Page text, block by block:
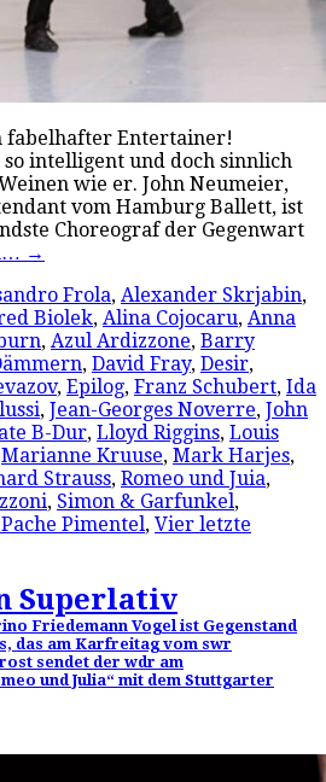
fabelhafter Entertainer!
intelligent und doch sinnlich
wie er. John Neumeier,
vom Hamburg Ballett, ist
Choreograf der Gegenwart
→
Frola, Alexander Skrjabin,
Biolek, Alina Cojocaru, Anna
, Azul Ardizzone, Barry
, David Fray, Desir,
, Epilog, Franz Schubert, Ida
, Jean-Georges Noverre, John
B-Dur, Lloyd Riggins, Louis
Marianne Kruuse, Mark Harjes,
Strauss, Romeo und Juia,
, Simon & Garfunkel,
Pimentel, Vier letzte
Superlativ
Friedemann Vogel ist Gegenstand
das am Karfreitag vom swr
sendet der wdr am
und Julia“ mit dem Stuttgarter